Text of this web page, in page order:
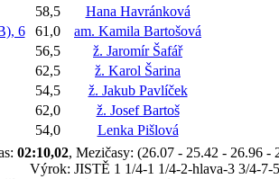
58,5 Hana Havránková
6 61,0 am. Kamila Bartošová
56,5 ž. Jaromír Šafář
62,5 ž. Karol Šarina
54,5 ž. Jakub Pavlíček
62,0 ž. Josef Bartoš
54,0 Lenka Pišlová
02:10,02, Mezičasy: (26.07 - 25.42 - 26.96 -
Výrok: JISTĚ 1 1/4-1 1/4-2-hlava-3 3/4-7-